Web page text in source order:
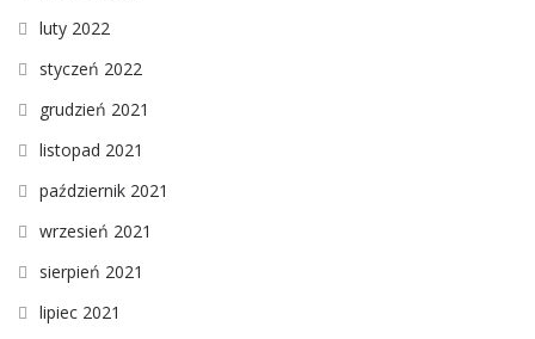
luty 2022
styczeń 2022
grudzień 2021
listopad 2021
październik 2021
wrzesień 2021
sierpień 2021
lipiec 2021